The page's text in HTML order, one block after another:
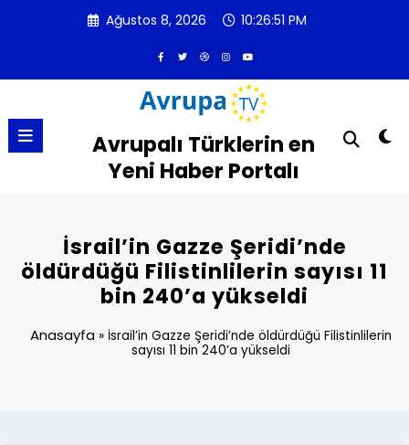
Ağustos 8, 2026 10:26:52 PM
Avrupalı Türklerin en
Yeni Haber Portalı
İsrail’in Gazze Şeridi’nde
öldürdüğü Filistinlilerin sayısı 11
bin 240’a yükseldi
Anasayfa» İsrail’in Gazze Şeridi’nde öldürdüğü Filistinlilerin
sayısı 11 bin 240’a yükseldi